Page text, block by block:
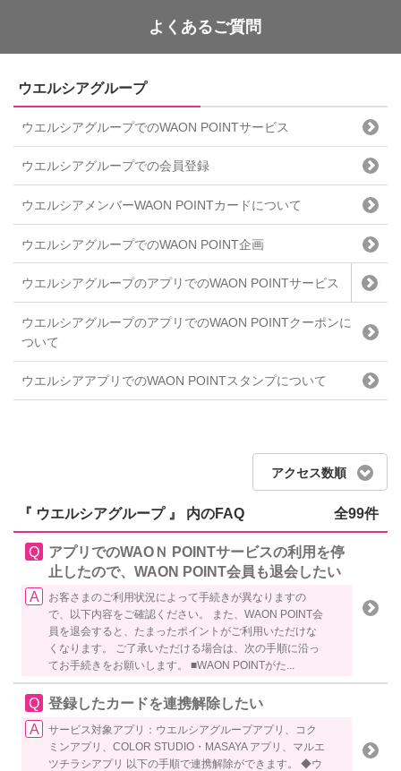
WAON POINT
よくあるご質問
ウエルシアグループ
ウエルシアグループでのWAON POINTサービス
ウエルシアグループでの会員登録
ウエルシアメンバーWAON POINTカードについて
ウエルシアグループでのWAON POINT企画
ウエルシアグループのアプリでのWAON POINTサービス
ウエルシアグループのアプリでのWAON POINTクーポンに
ついて
ウエルシアアプリでのWAON POINTスタンプについて
アクセス数順
『 ウエルシアグループ 』 内のFAQ 全99件
アプリでのWAOＮ POINTサービスの利用を停
止したので、WAON POINT会員も退会したい
お客さまのご利用状況によって手続きが異なりますの
で、以下内容をご確認ください。 また、WAON POINT会
員を退会すると、たまったポイントがご利用いただけな
くなります。 ご了承いただける場合は、次の手順に沿っ
てお手続きをお願いします。 ■WAON POINTがた...
登録したカードを連携解除したい
サービス対象アプリ：ウエルシアグループアプリ、コク
ミンアプリ、COLOR STUDIO・MASAYA アプリ、マルエ
ツチラシアプリ 以下の手順で連携解除ができます。 ◆ウ